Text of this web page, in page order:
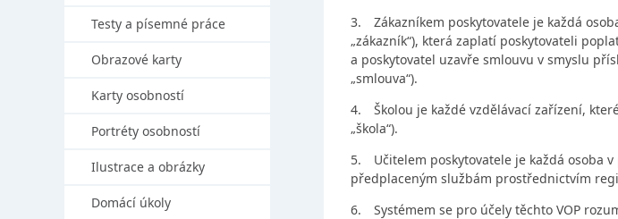
3.
Zákazníkem poskytovatele je každá
„zákazník“), která zaplatí poskytovateli
a poskytovatel uzavře smlouvu v smyslu
„smlouva“).
4.
Školou je každé vzdělávací zařízení,
„škola“).
5.
Učitelem poskytovatele je každá osoba
předplaceným službám prostřednictvím
6.
Systémem se pro účely těchto VOP
Testy a písemné práce
Obrazové karty
Karty osobností
Portréty osobností
Ilustrace a obrázky
Domácí úkoly